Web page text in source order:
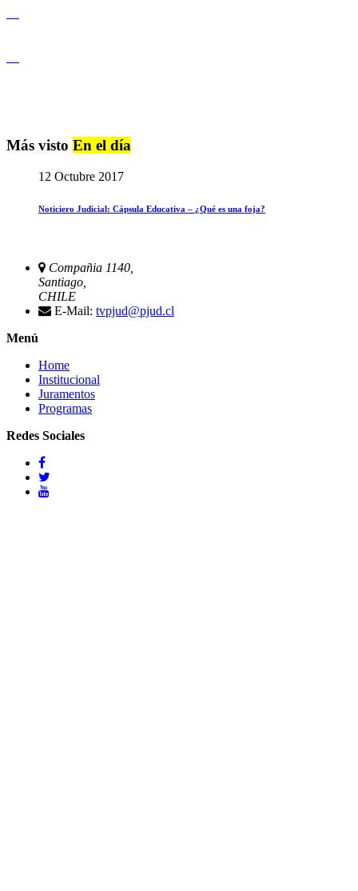
Más visto En el día
12 Octubre 2017
Noticiero Judicial: Cápsula Educativa – ¿Qué es una foja?
Compañia 1140,
Santiago,
CHILE
E-Mail: tvpjud@pjud.cl
Menú
Home
Institucional
Juramentos
Programas
Redes Sociales